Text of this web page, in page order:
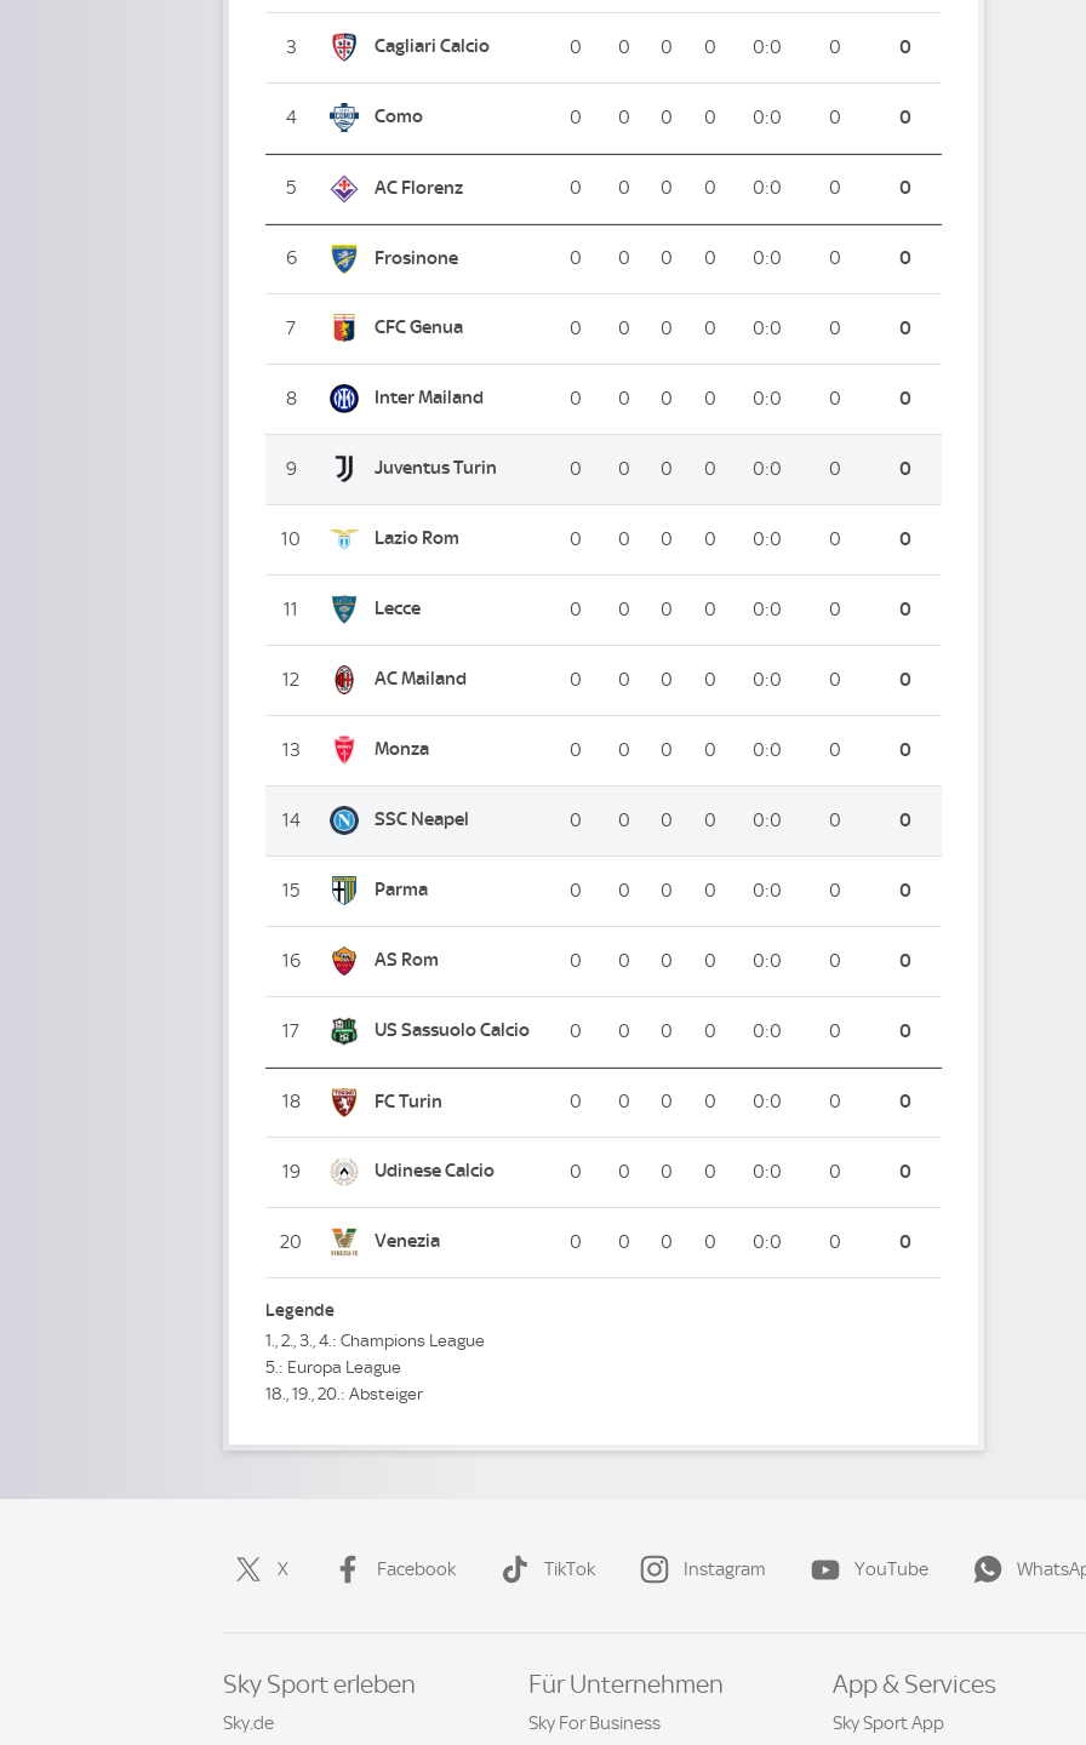
3 Cagliari Calcio 0 0 0 0 0:0 0 0
4 Como 0 0 0 0 0:0 0 0
5 AC Florenz 0 0 0 0 0:0 0 0
6 Frosinone 0 0 0 0 0:0 0 0
7 CFC Genua 0 0 0 0 0:0 0 0
8 Inter Mailand 0 0 0 0 0:0 0 0
9 Juventus Turin 0 0 0 0 0:0 0 0
10 Lazio Rom 0 0 0 0 0:0 0 0
11 Lecce 0 0 0 0 0:0 0 0
12 AC Mailand 0 0 0 0 0:0 0 0
13 Monza 0 0 0 0 0:0 0 0
14 SSC Neapel 0 0 0 0 0:0 0 0
15 Parma 0 0 0 0 0:0 0 0
16 AS Rom 0 0 0 0 0:0 0 0
17 US Sassuolo Calcio 0 0 0 0 0:0 0 0
18 FC Turin 0 0 0 0 0:0 0 0
19 Udinese Calcio 0 0 0 0 0:0 0 0
20 Venezia 0 0 0 0 0:0 0 0
Legende
1., 2., 3., 4.: Champions League
5.: Europa League
18., 19., 20.: Absteiger
X Facebook TikTok Instagram YouTube
Sky Sport erleben
Sky.de
Für Unternehmen
Sky For Business
App & Services
Sky Sport App